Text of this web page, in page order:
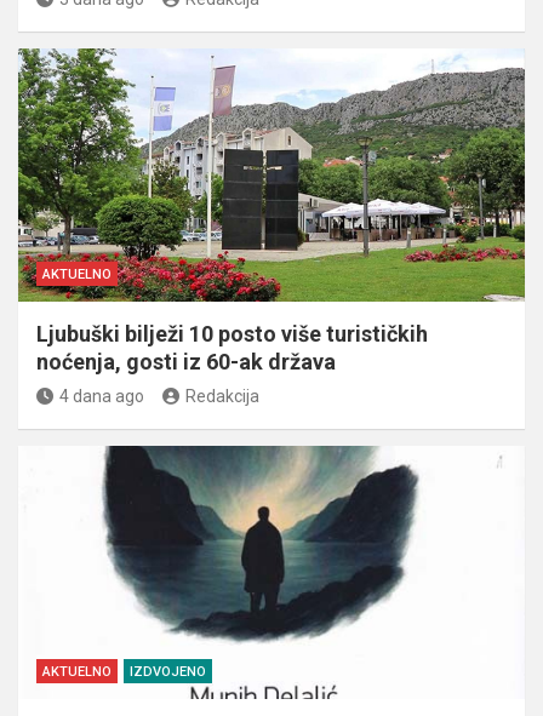
AKTUELNO
Ljubuški bilježi 10 posto više turističkih
noćenja, gosti iz 60-ak država
4 dana ago Redakcija
AKTUELNO IZDVOJENO